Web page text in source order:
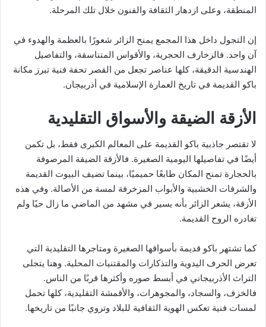
المنطقة، وعلى ازدهار الثقافة والفنون خلال تلك المرحلة.
إن التجول داخل هذا المجمع يمنح الزائر شعورًا بالعظمة والهدوء في
آن واحد. فالزخارف الحجرية، والأقواس المتناسقة، والتفاصيل
الهندسية الدقيقة، كلها عناصر تجعل من القصر تحفة فنية تبرز مكانة
باكو القديمة في تاريخ العمارة الإسلامية في أذربيجان.
الأزقة الضيقة والأسواق التقليدية
لا تقتصر جاذبية باكو القديمة على المعالم الكبرى فقط، بل تكمن
أيضًا في تفاصيلها اليومية الصغيرة. فالأزقة الضيقة المرصوفة
بالحجارة تمنح المكان طابعًا حميميًا، بينما تضيف البيوت القديمة
والشرفات الخشبية والأبواب المزخرفة لمسة من الأصالة. وفي هذه
الأزقة، يشعر الزائر بأنه يسير في مشهد من الماضي ما زال حيًا ولم
تغادره الروح القديمة.
كما تشتهر باكو قديمة بأسواقها الصغيرة ومتاجرها التقليدية التي
تعرض الحرف اليدوية والتذكارات والمقتنيات المحلية. وهنا يتجلى
التراث الأذربيجاني في أبسط صوره وأكثرها قربًا من الناس.
فالخزف، والسجاد، والمجوهرات، والأقمشة التقليدية، كلها تحمل
لمسات فنية تعكس الهوية الثقافية للبلاد وتروي جانبًا من تاريخها.